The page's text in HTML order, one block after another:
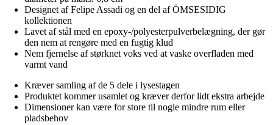
Designet af Felipe Assadi og en del af ÖMSESIDIG
kollektionen
Lavet af stål med en epoxy-/polyesterpulverbelægning, der gør
den nem at rengøre med en fugtig klud
Nem fjernelse af størknet voks ved at vaske overfladen med
varmt vand
Kræver samling af de 5 dele i lysestagen
Produktet kommer usamlet og kræver derfor lidt ekstra arbejde
Dimensioner kan være for store til nogle mindre rum eller
pladsbehov